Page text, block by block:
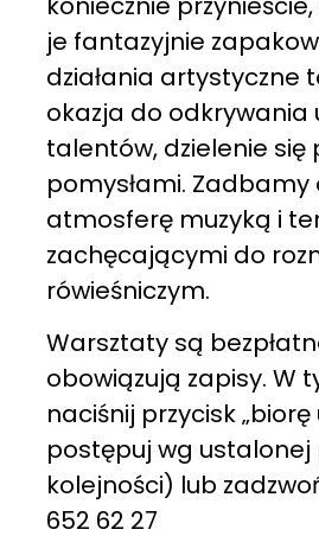
je fantazyjnie
działania artystyczne
okazja do odkrywania
talentów, dzielenie się
pomysłami. Zadbamy
atmosferę muzyką i
zachęcającymi do
rówieśniczym.
Warsztaty są
obowiązują zapisy. W
naciśnij przycisk „biorę
postępuj wg ustalonej
kolejności) lub
652 62 27